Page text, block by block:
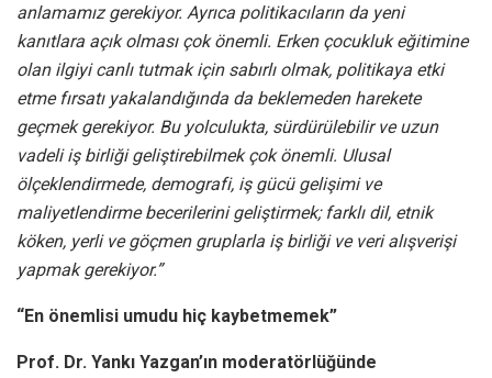
anlamamız gerekiyor. Ayrıca politikacıların da yeni
kanıtlara açık olması çok önemli. Erken çocukluk eğitimine
olan ilgiyi canlı tutmak için sabırlı olmak, politikaya etki
etme fırsatı yakalandığında da beklemeden harekete
geçmek gerekiyor. Bu yolculukta, sürdürülebilir ve uzun
vadeli iş birliği geliştirebilmek çok önemli. Ulusal
ölçeklendirmede, demografi, iş gücü gelişimi ve
maliyetlendirme becerilerini geliştirmek; farklı dil, etnik
köken, yerli ve göçmen gruplarla iş birliği ve veri alışverişi
yapmak gerekiyor.”
“En önemlisi umudu hiç kaybetmemek”
Prof. Dr. Yankı Yazgan’ın moderatörlüğünde